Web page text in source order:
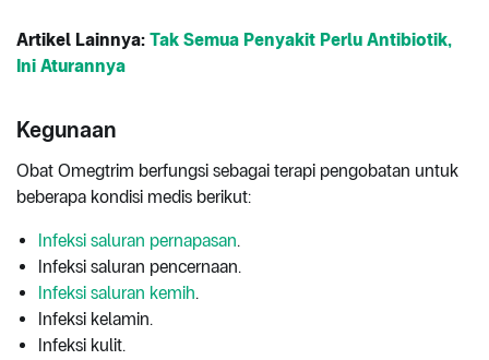
Artikel Lainnya: Tak Semua Penyakit Perlu Antibiotik,
Ini Aturannya
Kegunaan
Obat Omegtrim berfungsi sebagai terapi pengobatan untuk
beberapa kondisi medis berikut:
Infeksi saluran pernapasan.
Infeksi saluran pencernaan.
Infeksi saluran kemih.
Infeksi kelamin.
Infeksi kulit.